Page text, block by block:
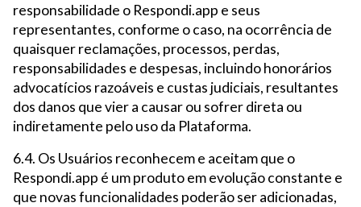
responsabilidade o Respondi.app e seus
representantes, conforme o caso, na ocorrência de
quaisquer reclamações, processos, perdas,
responsabilidades e despesas, incluindo honorários
advocatícios razoáveis e custas judiciais, resultantes
dos danos que vier a causar ou sofrer direta ou
indiretamente pelo uso da Plataforma.
6.4. Os Usuários reconhecem e aceitam que o
Respondi.app é um produto em evolução constante e
que novas funcionalidades poderão ser adicionadas,